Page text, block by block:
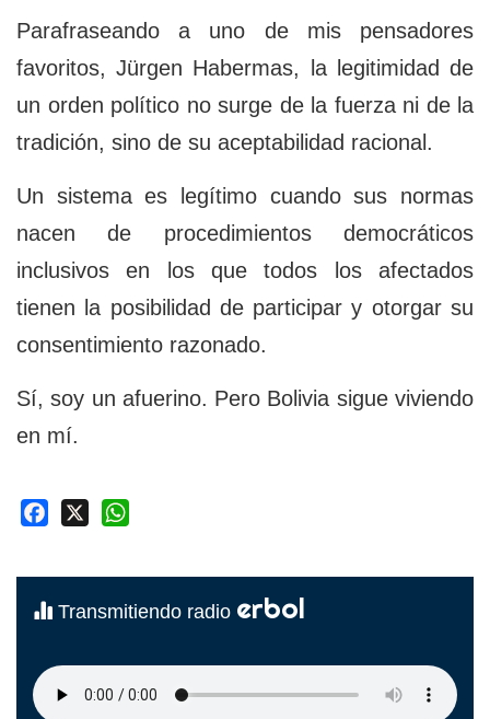
Parafraseando a uno de mis pensadores
favoritos, Jürgen Habermas, la legitimidad de
un orden político no surge de la fuerza ni de la
tradición, sino de su aceptabilidad racional.
Un sistema es legítimo cuando sus normas
nacen de procedimientos democráticos
inclusivos en los que todos los afectados
tienen la posibilidad de participar y otorgar su
consentimiento razonado.
Sí, soy un afuerino. Pero Bolivia sigue viviendo
en mí.
Facebook
Transmitiendo radio erbol